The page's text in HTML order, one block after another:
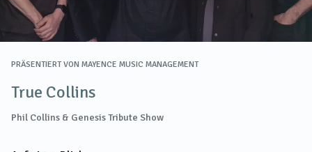
PRÄSENTIERT VON MAYENCE MUSIC MANAGEMENT
True Collins
Phil Collins & Genesis Tribute Show